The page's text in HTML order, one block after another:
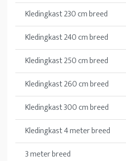
Kledingkast 230 cm breed
Kledingkast 240 cm breed
Kledingkast 250 cm breed
Kledingkast 260 cm breed
Kledingkast 300 cm breed
Kledingkast 4 meter breed
3 meter breed